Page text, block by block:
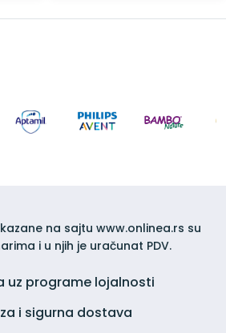
na sajtu www.onlinea.rs su
i u njih je uračunat PDV.
uz programe lojalnosti
i sigurna dostava